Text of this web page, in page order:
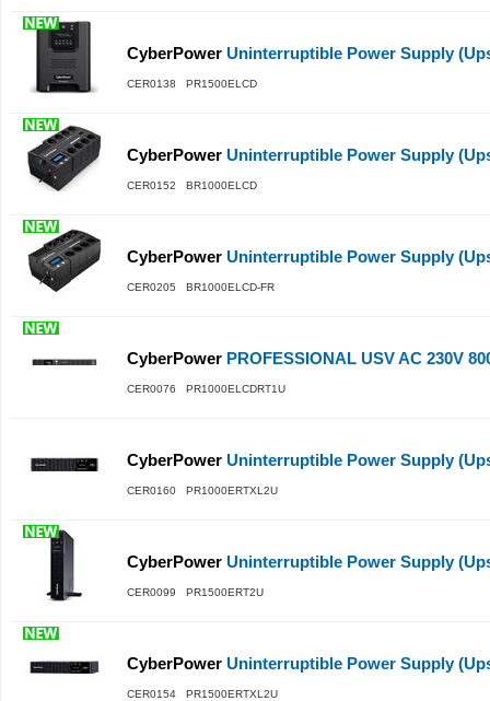
CyberPower Uninterruptible Power Supply
CER0138 PR1500ELCD
CyberPower Uninterruptible Power Supply
CER0152 BR1000ELCD
CyberPower Uninterruptible Power Supply
CER0205 BR1000ELCD-FR
CyberPower PROFESSIONAL USV AC 230V
CER0076 PR1000ELCDRT1U
CyberPower Uninterruptible Power Supply
CER0160 PR1000ERTXL2U
CyberPower Uninterruptible Power Supply
CER0099 PR1500ERT2U
CyberPower Uninterruptible Power Supply
CER0154 PR1500ERTXL2U